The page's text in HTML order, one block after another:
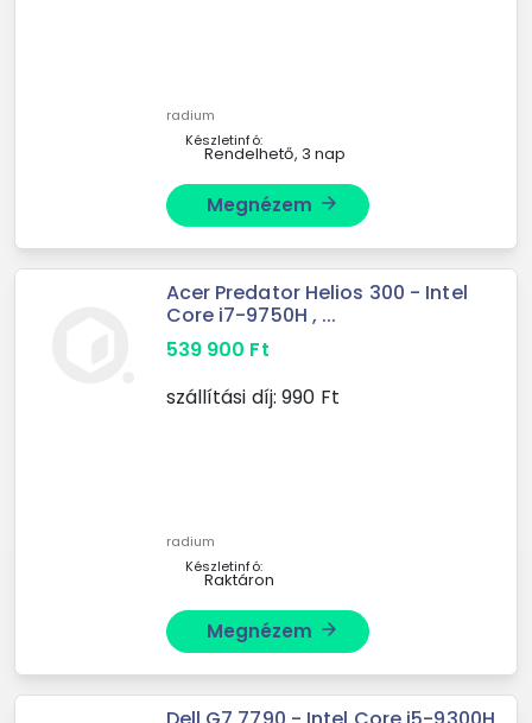
radium
Készletinfó:
Rendelhető, 3 nap
Megnézem arrow_forward
Acer Predator Helios 300 - Intel
Core i7-9750H , ...
539 900 Ft
szállítási díj: 990 Ft
radium
Készletinfó:
Raktáron
Megnézem arrow_forward